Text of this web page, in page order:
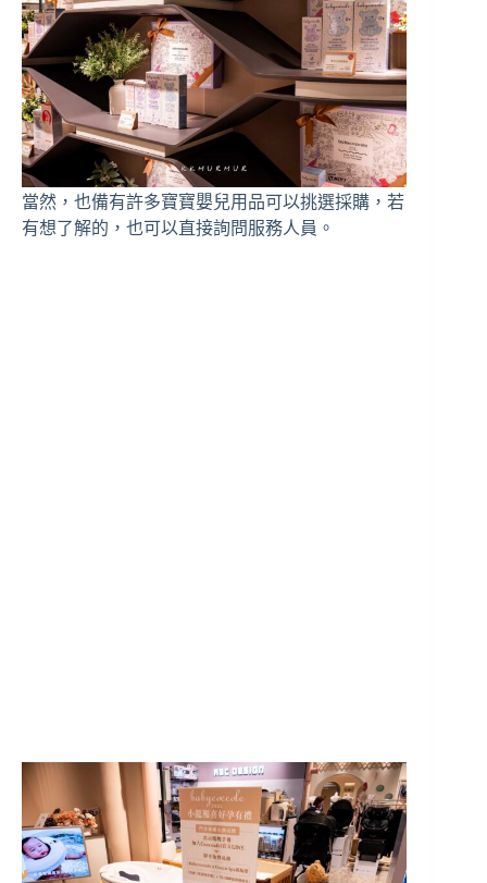
當然，也備有許多寶寶嬰兒用品可以挑選採購，若
有想了解的，也可以直接詢問服務人員。